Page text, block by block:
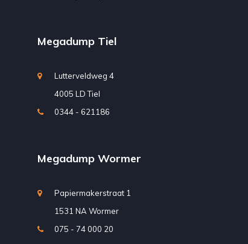
Megadump Tiel
Lutterveldweg 4
4005 LD Tiel
0344 - 621186
Megadump Wormer
Papiermakerstraat 1
1531 NA Wormer
075 - 74 000 20